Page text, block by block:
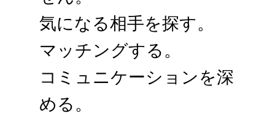
気になる相手を探す。
マッチングする。
コミュニケーションを深
める。